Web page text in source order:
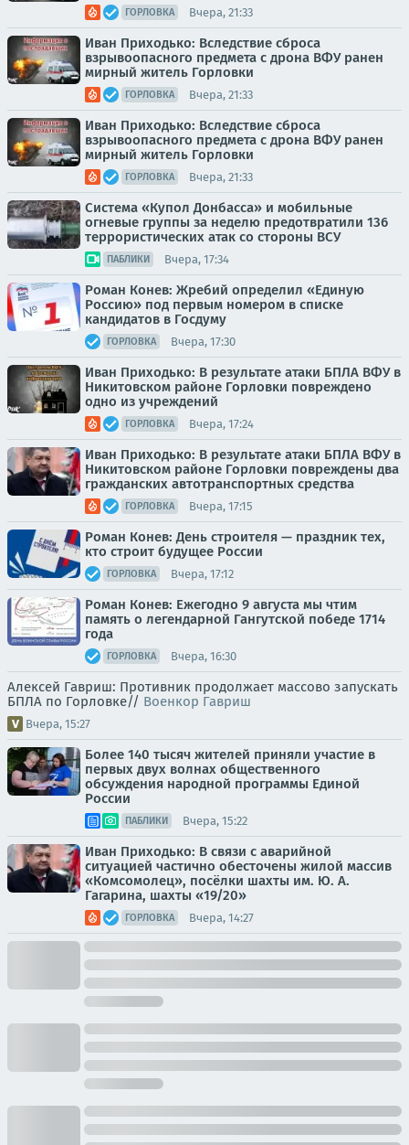
ГОРЛОВКА Вчера, 21:33
Иван Приходько: Вследствие сброса
взрывоопасного предмета с дрона ВФУ ранен
мирный житель Горловки
ГОРЛОВКА Вчера, 21:33
Иван Приходько: Вследствие сброса
взрывоопасного предмета с дрона ВФУ ранен
мирный житель Горловки
ГОРЛОВКА Вчера, 21:33
Система «Купол Донбасса» и мобильные
огневые группы за неделю предотвратили 136
террористических атак со стороны ВСУ
ПАБЛИКИ Вчера, 17:34
Роман Конев: Жребий определил «Единую
Россию» под первым номером в списке
кандидатов в Госдуму
ГОРЛОВКА Вчера, 17:30
Иван Приходько: В результате атаки БПЛА ВФУ в
Никитовском районе Горловки повреждено
одно из учреждений
ГОРЛОВКА Вчера, 17:24
Иван Приходько: В результате атаки БПЛА ВФУ в
Никитовском районе Горловки повреждены два
гражданских автотранспортных средства
ГОРЛОВКА Вчера, 17:15
Роман Конев: День строителя — праздник тех,
кто строит будущее России
ГОРЛОВКА Вчера, 17:12
Роман Конев: Ежегодно 9 августа мы чтим
память о легендарной Гангутской победе 1714
года
ГОРЛОВКА Вчера, 16:30
Алексей Гавриш: Противник продолжает массово запускать
БПЛА по Горловке// Военкор Гавриш
Вчера, 15:27
Более 140 тысяч жителей приняли участие в
первых двух волнах общественного
обсуждения народной программы Единой
России
ПАБЛИКИ Вчера, 15:22
Иван Приходько: В связи с аварийной
ситуацией частично обесточены жилой массив
«Комсомолец», посёлки шахты им. Ю. А.
Гагарина, шахты «19/20»
ГОРЛОВКА Вчера, 14:27